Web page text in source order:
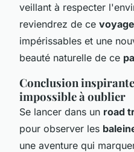
veillant à respecter
reviendrez de ce voyage
impérissables et une
beauté naturelle de ce
Conclusion
impossible à oublier
Se lancer dans un road
pour observer les
une aventure qui